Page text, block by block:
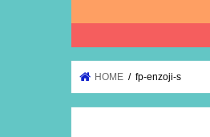
HOME fp-enzoji-s